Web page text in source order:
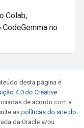
Colab,
no
desta página é
4.0 do Creative
de acordo com a
aspolíticas do site do
da Oracle e/ou